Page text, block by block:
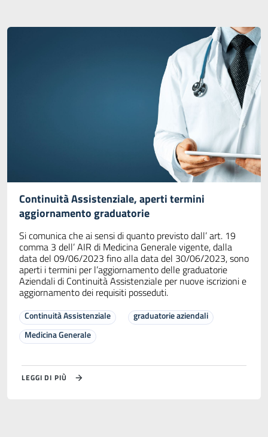
Continuità Assistenziale, aperti termini
aggiornamento graduatorie
Si comunica che ai sensi di quanto previsto dall’ art. 19
comma 3 dell’ AIR di Medicina Generale vigente, dalla
data del 09/06/2023 fino alla data del 30/06/2023, sono
aperti i termini per l’aggiornamento delle graduatorie
Aziendali di Continuità Assistenziale per nuove iscrizioni e
aggiornamento dei requisiti posseduti.
Continuità Assistenziale
graduatorie aziendali
Medicina Generale
LEGGI DI PIÙ